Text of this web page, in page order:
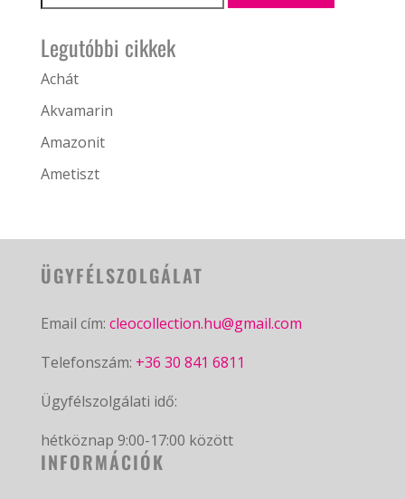
következőre:
Legutóbbi cikkek
Achát
Akvamarin
Amazonit
Ametiszt
ÜGYFÉLSZOLGÁLAT
Email cím: cleocollection.hu@gmail.com
Telefonszám: +36 30 841 6811
Ügyfélszolgálati idő:
hétköznap 9:00-17:00 között
INFORMÁCIÓK